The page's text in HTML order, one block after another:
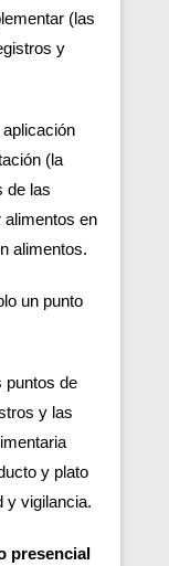
(las
y
(la
de las
alimentos en
alimentos.
un punto
puntos de
y las
y plato
y vigilancia.
presencial